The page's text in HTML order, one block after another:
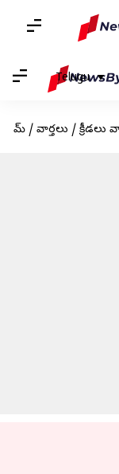
Telugu
హోమ్ / వార్తలు / క్రీడలు